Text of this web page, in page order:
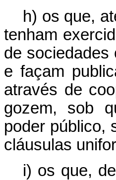
h) os que,
tenham
de sociedades
e façam
através de
gozem, sob
poder público,
cláusulas
i) os que,